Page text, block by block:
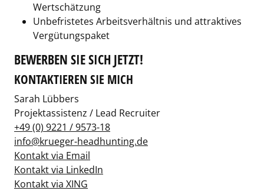
Wertschätzung
Unbefristetes Arbeitsverhältnis und attraktives
Vergütungspaket
BEWERBEN SIE SICH JETZT!
KONTAKTIEREN SIE MICH
Sarah Lübbers
Projektassistenz / Lead Recruiter
+49 (0) 9221 / 9573-18
info@krueger-headhunting.de
Kontakt via Email
Kontakt via LinkedIn
Kontakt via XING